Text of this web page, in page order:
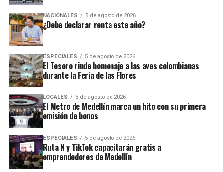
NACIONALES 5 de agosto de 2026
¿Debe declarar renta este año?
ESPECIALES 5 de agosto de 2026
El Tesoro rinde homenaje a las aves colombianas
durante la Feria de las Flores
LOCALES 5 de agosto de 2026
El Metro de Medellín marca un hito con su primera
emisión de bonos
ESPECIALES 5 de agosto de 2026
Ruta N y TikTok capacitarán gratis a
emprendedores de Medellín